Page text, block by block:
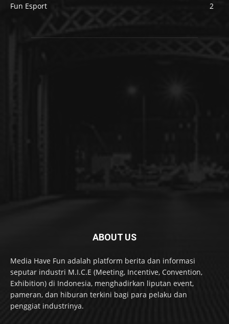
Fun Esport
2
ABOUT US
Media Have Fun adalah platform berita dan informasi
seputar industri M.I.C.E (Meeting, Incentive, Convention,
Exhibition) di Indonesia, menghadirkan liputan event,
pameran, dan hiburan terkini bagi para pelaku dan
penggiat industrinya.